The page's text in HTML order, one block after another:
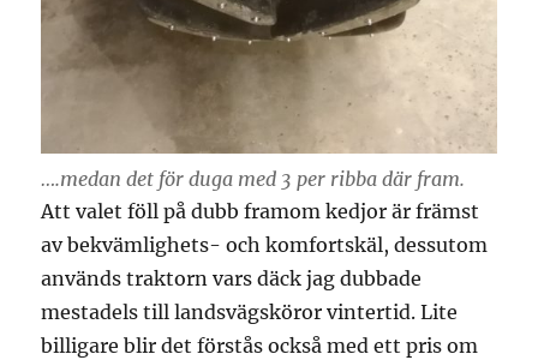
….medan det för duga med 3 per ribba där fram.
Att valet föll på dubb framom kedjor är främst
av bekvämlighets- och komfortskäl, dessutom
används traktorn vars däck jag dubbade
mestadels till landsvägsköror vintertid. Lite
billigare blir det förstås också med ett pris om